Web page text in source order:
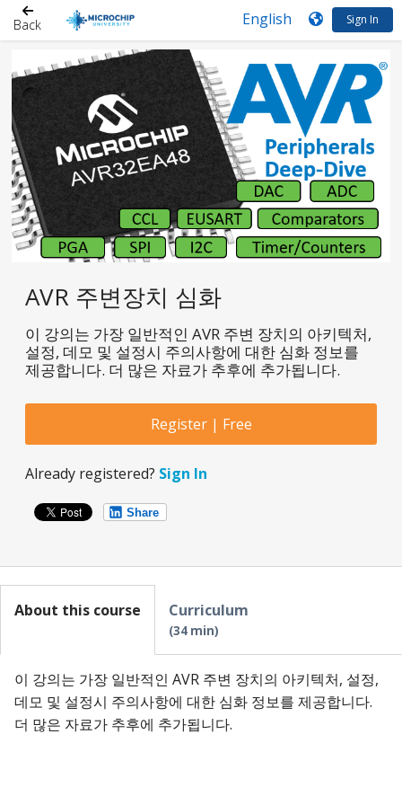
Back Sign In
AVR 주변장치 심화
이 강의는 가장 일반적인 AVR 주변 장치의 아키텍처,
설정, 데모 및 설정시 주의사항에 대한 심화 정보를
제공합니다. 더 많은 자료가 추후에 추가됩니다.
Register | Free
Already registered? Sign In
Share
About this course
이 강의는 가장 일반적인 AVR 주변 장치의 아키텍처, 설정,
데모 및 설정시 주의사항에 대한 심화 정보를 제공합니다.
더 많은 자료가 추후에 추가됩니다.
Curriculum
34 min